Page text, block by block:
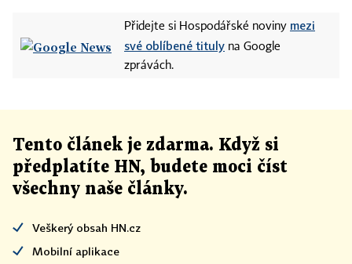
Přidejte si Hospodářské noviny mezi
své oblíbené tituly na Google
zprávách.
Tento článek je zdarma. Když si
předplatíte HN, budete moci číst
všechny naše články.
Veškerý obsah HN.cz
Mobilní aplikace